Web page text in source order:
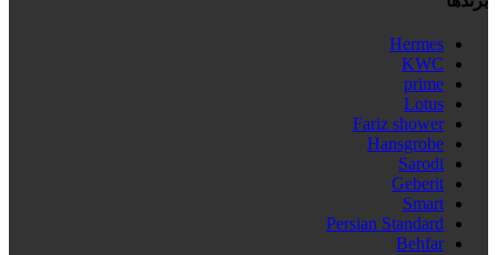
Hermes
KWC
prime
Lotus
Fariz shower
Hansgrobe
Sarodi
Geberit
Smart
Persian Standard
Behfar